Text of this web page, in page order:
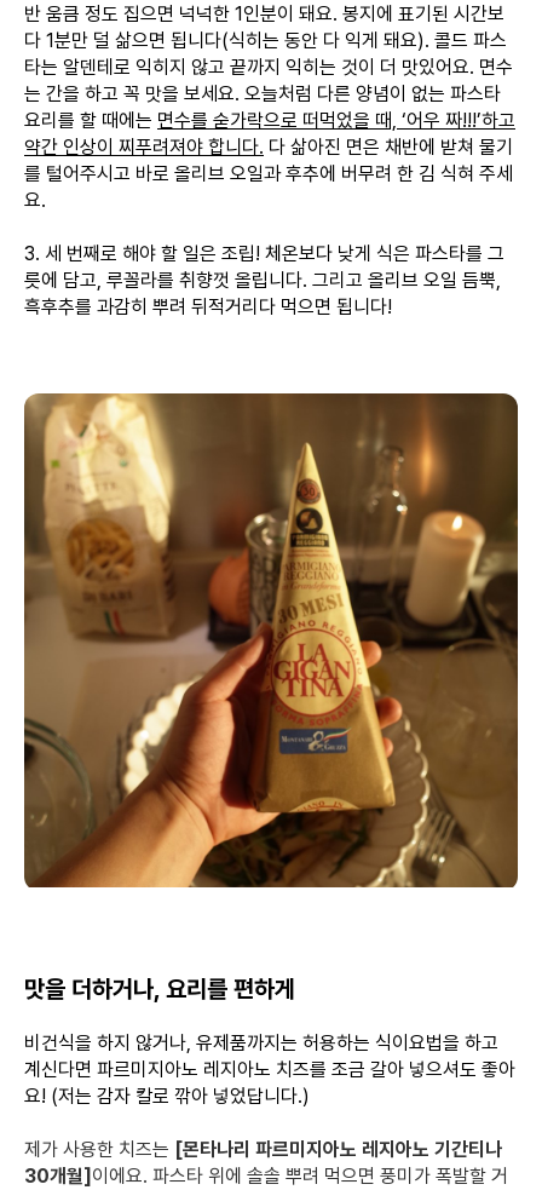
반 움큼 정도 집으면 넉넉한 1인분이 돼요. 봉지에 표기된 시간보
다 1분만 덜 삶으면 됩니다(식히는 동안 다 익게 돼요). 콜드 파스
타는 알덴테로 익히지 않고 끝까지 익히는 것이 더 맛있어요. 면수
는 간을 하고 꼭 맛을 보세요. 오늘처럼 다른 양념이 없는 파스타
요리를 할 때에는 면수를 숟가락으로 떠먹었을 때, ‘어우 짜!!!’하고
약간 인상이 찌푸려져야 합니다. 다 삶아진 면은 채반에 받쳐 물기
를 털어주시고 바로 올리브 오일과 후추에 버무려 한 김 식혀 주세
요.
3. 세 번째로 해야 할 일은 조립! 체온보다 낮게 식은 파스타를 그
릇에 담고, 루꼴라를 취향껏 올립니다. 그리고 올리브 오일 듬뿍,
흑후추를 과감히 뿌려 뒤적거리다 먹으면 됩니다!
맛을 더하거나, 요리를 편하게
비건식을 하지 않거나, 유제품까지는 허용하는 식이요법을 하고
계신다면 파르미지아노 레지아노 치즈를 조금 갈아 넣으셔도 좋아
요! (저는 감자 칼로 깎아 넣었답니다.)
제가 사용한 치즈는 [몬타나리 파르미지아노 레지아노 기간티나
30개월]이에요. 파스타 위에 솔솔 뿌려 먹으면 풍미가 폭발할 거